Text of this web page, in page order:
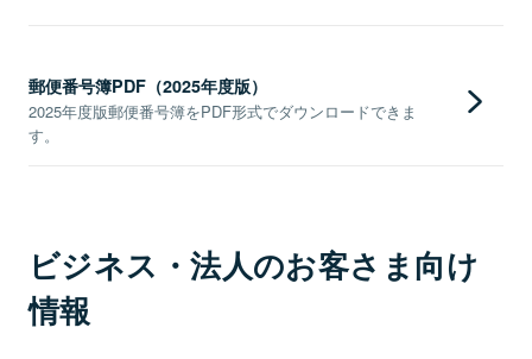
郵便番号簿PDF（2025年度版）
2025年度版郵便番号簿をPDF形式でダウンロードできま
す。
ビジネス・法人のお客さま向け
情報